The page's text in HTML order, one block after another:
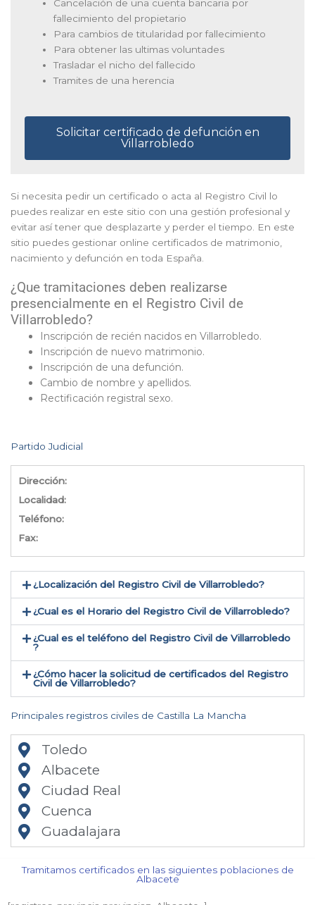
Cancelación de una cuenta bancaria por
fallecimiento del propietario
Para cambios de titularidad por fallecimiento
Para obtener las ultimas voluntades
Trasladar el nicho del fallecido
Tramites de una herencia
Solicitar certificado de defunción en
Villarrobledo
Si necesita pedir un certificado o acta al Registro Civil lo
puedes realizar en este sitio con una gestión profesional y
evitar así tener que desplazarte y perder el tiempo. En este
sitio puedes gestionar online certificados de matrimonio,
nacimiento y defunción en toda España.
¿Que tramitaciones deben realizarse
presencialmente en el Registro Civil de
Villarrobledo?
Inscripción de recién nacidos en Villarrobledo.
Inscripción de nuevo matrimonio.
Inscripción de una defunción.
Cambio de nombre y apellidos.
Rectificación registral sexo.
Partido Judicial
Dirección:
Localidad:
Teléfono:
Fax:
¿Localización del Registro Civil de Villarrobledo​?
¿Cual es el Horario del Registro Civil de Villarrobledo?
¿Cual es el teléfono del Registro Civil de Villarrobledo​
?
¿Cómo hacer la solicitud de certificados del Registro
Civil de Villarrobledo​?
Principales registros civiles de Castilla La Mancha
Toledo
Albacete
Ciudad Real
Cuenca
Guadalajara
Tramitamos certificados en las siguientes poblaciones de
Albacete​